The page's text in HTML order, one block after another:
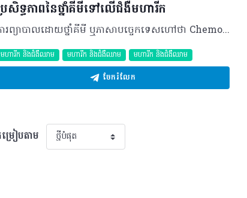
សិទ្ធភាពនៃថ្នាំគីមីទៅលើជំងឺមហារីក
ការព្យាបាលដោយថ្នាំគីមី ឬភាសាបច្ចេកទេសហៅថា Chemotherapy ជាការព្យាបាលដោយថ្នាំដែលមានប្រសិទ្ធភាពទៅសម្លាប់កោសិកាមហារីកតាមរយៈការបញ្ឈប់ការលូតលាស់ និងការបំបែកខ្លួនរបស់កោសិកាមហារីក។ គោលបំណងចម្បង ៣នៃការព្យាបាលដោយថ្នាំគីមីរួមមាន៖ • ធ្វើឲ្យជំងឺមហារីកជាសះស្បើយ • ទប់មហារីកកុំឲ្យមានការលូតលាស់លឿន និង ពន្យារអាយុជីវិតរបស់អ្នកជំងឺ • បន្ថយការឈឺចាប់។ ការព្យាបាលមហារីកដោយថ្នាំគីមីអាចត្រូវបានធ្វើឡើងរួមគ្នាជាមួយការព្យាបាលផ្សេងទៀតអាស្រ័យទៅតាមប្រភេទមហារីកនីមួយៗ៖ • មហារីកមួយចំនួនតម្រូវឲ្យប្រើថ្នាំគីមីមុនពេលធ្វើការវះកាត់ រីឯមហារីកខ្លះទាមទារឲ្យប្រើប្រាស់ថ្នាំគីមីក្រោយការវះកាត់ • មហារីកខ្លះត្រូវប្រើថ្នាំគីមីមុនពេលបញ្ចាំងកាំរស្មី និងខ្លះទៀតត្រូវប្រើថ្នាំគីមីក្នុងអំឡុងពេលបញ្ចាំងកាំរស្មី • មហារីកផ្សេងទៀតអាចតម្រូវឲ្យប្រើថ្នាំគីមីជាមួយនឹងការព្យាបាលបែបជីវសាស្ត្រ ឬImmunotherapy។ ដំណាក់កាលដែលត្រូវព្យាបាលដោយថ្នាំគីមី ដំណាក់កាលនៃការប្រើថ្នាំគីមីប្រែប្រួលតាមប្រភេទមហារីក ឧទាហរណ៍ជាក់ស្តែងដូចជាមហារីកសុដន់ដែលមានទំហំធំលើសពី ៣សង់ទីម៉ែត្រឡើងទៅអ្នកជំងឺនឹងតម្រូវឲ្យធ្វើការព្យាបាលដោយការចាក់ថ្នាំគីមីមុនទើបវះ និងបញ្ចាំងកាំរស្មីតាមក្រោយ។ ផ្ទុយទៅវិញសម្រាប់ដុំមហារីកសុដន់ដដែលតែមានទំហំតូចជាង ៣សង់ទីម៉ែត្រ អ្នកជំងឺនឹងត្រូវវះមុន ទើបបញ្ចាំងកាំរស្មីហើយបើករណីមិនមែនជាដុំមហារីកកាច អ្នកជំងឺនឹងមិនតម្រូវឲ្យចាក់ថ្នាំគីមីនោះទេ។ យ៉ាងណាក៏ដោយ សម្រាប់ដុំមហារីកមួយចំនួនផ្សេងទៀតភាគច្រើននឹងតម្រូវឲ្យចាក់ថ្នាំគីមីមុនដាច់ខាត។ របៀបនៃការផ្តល់ថ្នាំគីមី និងរយៈពេល ១. ថ្នាំគីមីចាក់តាមសរសៃ • សរសៃវ៉ែន ដែលរួមមានការចាក់ផ្ទាល់ និងការចាក់លាយជាមួយស៊ីរ៉ូម • សរសៃអាទែរ ដោយប្រើបំពង់ទីបតូចវែងហៅថា Catheter ចាក់ចូលរហូតដល់ដុំមហារីក ទើបបាញ់ថ្នាំគីមីបញ្ចូល ២. ថ្នាំគីមីចាក់ចូលស្រោមពោះ ឬស្រោមសួត ៣. ថ្នាំគីមីចាក់សើស្បែក ៤. ថ្នាំគីមីលេប ៥. ថ្នាំគីមីលាបលើស្បែក (ឧ. មហារីកស្បែក)។ គួរបញ្ជាក់ថា ការព្យាបាលជំងឺមហារីកអាចមានរយៈពេលវែង ហើយប្រែប្រួលទៅតាមប្រភេទនៃមហារីកដែលមហារីកខ្លះត្រូវព្យាបាលដោយថ្នាំគីមីរយៈពេល៦ខែ ខ្លះទៀត៨ខែ និងរហូតដល់១២ខែ។ គម្រោងនៃការព្យាបាលម្តងៗហៅថាមួយវគ្គ (Circle) វាប្រែប្រួលតាមប្រភេទប្រូតូកូលនៃការប្រើថ្នាំគីមីប្រូតូកូលខ្លះចាក់មួយថ្ងៃហៅថាមួយវគ្គ ប្រូតូកូលខ្លះចាក់ពីរថ្ងៃហៅថាមួយវគ្គនិងប្រូតូកូលខ្លះចាក់៥ថ្ងៃហៅថាមួយវគ្គដូចគ្នា មានន័យថាអ្នកជំងឺខ្លះចាក់ ៦វគ្គ ៨វគ្គ និងខ្លះទៀត១២វគ្គ។ ដូច្នេះ រាល់ការព្យាបាលជំងឺមហារីកតម្រូវឲ្យអ្នកជំងឺមកជួបគ្រូពេទ្យតាមគម្រោងនៃការព្យាបាលនីមួយៗឲ្យបានទៀងទាត់បំផុត។ បម្រែបម្រួលអារម្មណ៍ក្នុងពេលព្យាបាលដោយហេតុថាថ្នាំគីមីមិនមែនសម្លាប់តែកោសិកាមហារីក វាអាចធ្វើឲ្យពុលដល់សរីរាង្គផ្សេងទៀតដែលមិនមែនមហារីក ធ្វើឲ្យអ្នកជំងឺចង្អោរ ក្អួត ក្តៅខ្លួនដោយសារគ្រាប់ឈាមសធ្លាក់ចុះ ខ្លះធ្វើឲ្យអ្នកជំងឺជ្រុះសក់អស់ ដែលវានឹងត្រឡប់មកធម្មតាវិញបន្ទាប់ពីបញ្ឈប់ការព្យាបាល។ ម៉្យាង អំឡុងពេលព្យាបាលអ្នកជំងឺអាចត្រូវបានហាមឃាត់ពីការងារដែលប្រើកម្លាំង រីឯប្រភេទការងារនៅក្នុងការិយាល័យគឺអាស្រ័យលើអារម្មណ៍របស់អ្នកជំងឺផ្ទាល់ថាអាចធ្វើបាន ឬអត់។ ការត្រៀមខ្លួនរបស់អ្នកជំងឺ • អ្នកជំងឺត្រូវរក្សាអនាម័យឲ្យបានល្អ ហូបស្អាត ផឹកស្អាត រស់នៅស្អាត រាល់អាហារត្រូវឆ្អិនជានិច្ច សម្អាតដៃ និងកន្លែងគេងជាប្រចាំដោយសារក្នុងពេលព្យាបាលអ្នកជំងឺងាយប្រឈមនឹងការឆ្លងមេរោគ • របបអាហារត្រូវគ្រប់គ្រាន់ យ៉ាងហោចណាស់១៥០០កាល់ឡូរីក្នុងមួយថ្ងៃ ទាំងសាច់ បន្លែ និងសារធាតុទឹក ព្រមទាំងចៀសវាងការតមអាហារផ្សេងៗ • ក្រុមគ្រួសារត្រូវរក្សាការលើកទឹកចិត្តឲ្យផ្លូវចិត្តអ្នកជំងឺរឹងមាំ ព្រោះថាបើអ្នកជំងឺបាក់ទឹកចិត្តគាត់អាចស្លាប់បាន។ ផលរំខានពីការព្យាបាល • ប៉ះពាល់ដល់ក្រពះ ដូចជាក្អួតចង្អោរ • ប៉ះពាល់ខួរឆ្អឹងដែលធ្វើឲ្យគ្រាប់ឈាមសធ្លាក់ចុះ អ្នកជំងឺងាយប្រឈមនឹងជំងឺឆ្លង • ប្រភេទថ្នាំខ្លះអាចស៊ីគ្រាប់ឈាមក្រហមឲ្យអ្នកជំងឺខ្វះឈាម និងតម្រូវឲ្យមានការបញ្ចូលឈាម • ប្រភេទថ្នាំមួយចំនួនតូចមានផលវិបាកពិសេស អាចប៉ះពាល់ដល់ដំណើរការបេះដូង។ ទោះជាយ៉ាងណាក៏ដោយ មុនពេលអ្នកជំងឺទទួលបានការព្យាបាល គ្រូពេទ្យនឹងធ្វើការពិនិត្យគ្រប់សរីរាង្គទាំងអស់របស់អ្នកជំងឺ និងផ្តល់ឲ្យនូវជម្រើសនៃការព្យាបាលដែលសមស្របបំផុតដល់អ្នកជំងឺ។ បច្ចុប្បន្នជំងឺមហារីកមួយចំនួនត្រូវបានគេព្យាបាលឲ្យជាសះស្បើយដោយថ្នាំគីមី តែតម្រូវឲ្យពួកគាត់មានទាំងកម្លាំងកាយ និងកម្លាំងចិត្ត តស៊ូជាមួយការព្យាបាល ព្រោះការព្យាបាលត្រូវប្រើរយៈពេលយូរ។ ករណីអ្នកជំងឺជួបផលវិបាកសូមប្រញាប់វិលត្រឡប់មកជួបជាមួយគ្រូពេទ្យវិញឲ្យបានឆាប់កាន់តែប្រសើរ។ សូមកុំរើសអើងអ្នកជំងឺមហារីក សារធាតុគីមីដែលចាក់ចូលមិនអាចឆ្លងដោយការប៉ះពាល់នោះទេ។ បកស្រាយដោយ៖ វេជ្ជបណ្ឌិត សុខ សុធា ឯកទេសជំងឺមហារីក ជំងឺឈាម និងវេជ្ជសាស្ត្រជាន់ខ្ពស់នៃមន្ទីរពេទ្យកាល់ម៉ែត ©2019 រក្សាសិទ្ធិគ្រប់យ៉ាង​ដោយ Healthtime Corporation ចំពោះគ្រប់អត្ថបទដោយគ្មានផ្នែកណាមួយត្រូវបោះពុម្ពផ្សាយចូល ប្រព័ន្ធអ៊ីនធឺណែតឧបករណ៍អេឡិចត្រូនិកអាត់ជាសំឡេងឬថតចំលងគ្រប់រូបភាពដោយគ្មានការអនុញ្ញាតឡើយ
មហារីក និងជំងឺឈាម មហារីក និងជំងឺឈាម មហារីក និងជំងឺឈាម
ចែករំលែក
រៀបតាម